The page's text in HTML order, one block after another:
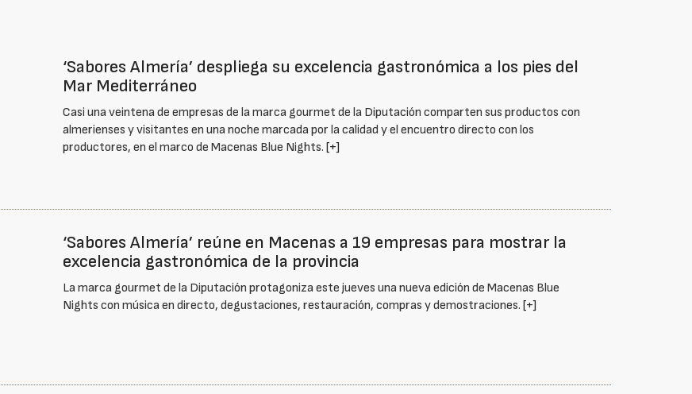
‘Sabores Almería’ despliega su excelencia gastronómica a los pies del
Mar Mediterráneo
Casi una veintena de empresas de la marca gourmet de la Diputación comparten sus productos con
almerienses y visitantes en una noche marcada por la calidad y el encuentro directo con los
productores, en el marco de Macenas Blue Nights.[+]
‘Sabores Almería’ reúne en Macenas a 19 empresas para mostrar la
excelencia gastronómica de la provincia
La marca gourmet de la Diputación protagoniza este jueves una nueva edición de Macenas Blue
Nights con música en directo, degustaciones, restauración, compras y demostraciones.[+]